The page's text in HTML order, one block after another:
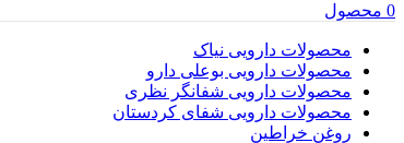
0 محصول
محصولات دارویی نیاک
محصولات دارویی بوعلی دارو
محصولات دارویی شفانگر نظری
محصولات دارویی شفای کردستان
روغن خراطین